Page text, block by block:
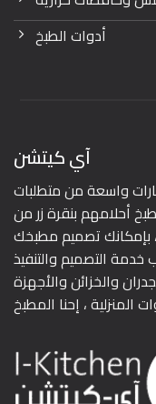
أدوات الطبخ
آي كيتشن
واسعة من متطلبات
أحلامهم بنقرة زر من
بإمكانك تصميم مطبخك
خدمة التصميم والتنفيذ
والخزائن والأجهزة